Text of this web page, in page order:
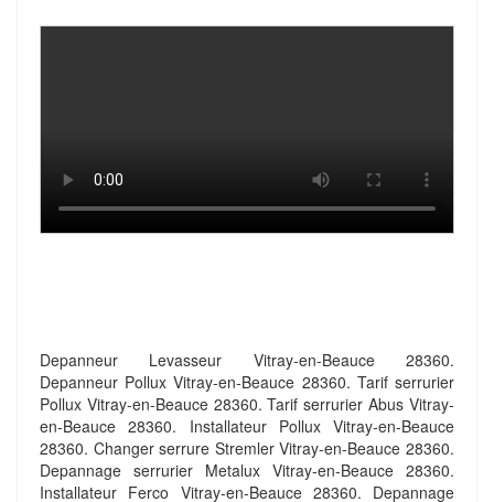
Depanneur Levasseur Vitray-en-Beauce 28360.
Depanneur Pollux Vitray-en-Beauce 28360. Tarif serrurier
Pollux Vitray-en-Beauce 28360. Tarif serrurier Abus Vitray-
en-Beauce 28360. Installateur Pollux Vitray-en-Beauce
28360. Changer serrure Stremler Vitray-en-Beauce 28360.
Depannage serrurier Metalux Vitray-en-Beauce 28360.
Installateur Ferco Vitray-en-Beauce 28360. Depannage